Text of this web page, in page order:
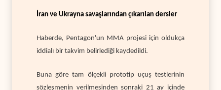
İran ve Ukrayna savaşlarından çıkarılan dersler
Haberde, Pentagon'un MMA projesi için oldukça
iddialı bir takvim belirlediği kaydedildi.
Buna göre tam ölçekli prototip uçuş testlerinin
sözleşmenin verilmesinden sonraki 21 ay içinde